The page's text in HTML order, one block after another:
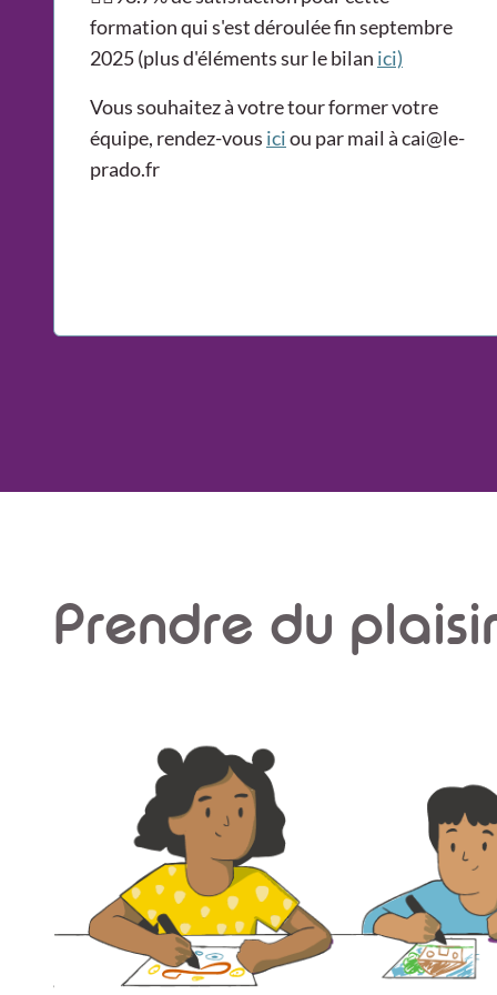
formation qui s'est déroulée fin septembre
2025 (plus d'éléments sur le bilan ici)
Vous souhaitez à votre tour former votre
équipe, rendez-vous iciou par mail à cai@le-
prado.fr
Prendre du